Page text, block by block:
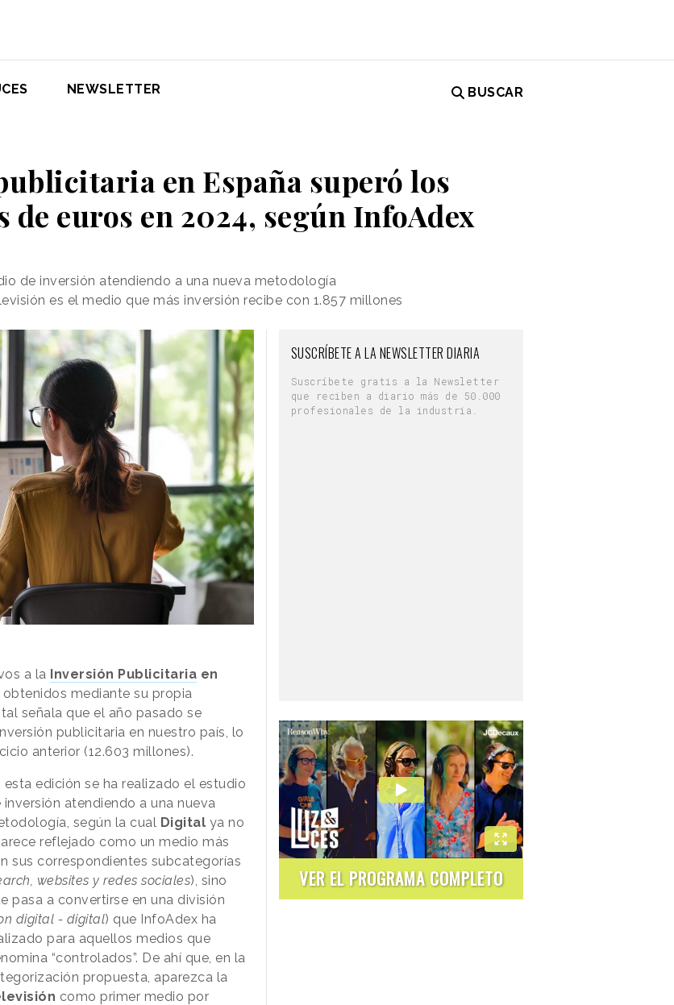
NEWSLETTER BUSCAR
en España superó los
euros en 2024, según InfoAdex
de inversión atendiendo a una nueva metodología
es el medio que más inversión recibe con 1.857 millones
a la Inversión Publicitaria en
mediante su propia
señala que el año pasado se
publicitaria en nuestro país, lo
anterior (12.603 millones).
esta edición se ha realizado el estudio
inversión atendiendo a una nueva
según la cual Digital ya no
reflejado como un medio más
sus correspondientes subcategorías
websites y redes sociales), sino
pasa a convertirse en una división
digital - digital) que InfoAdex ha
para aquellos medios que
“controlados”. De ahí que, en la
propuesta, aparezca la
como primer medio por
SUSCRÍBETE A LA NEWSLETTER DIARIA
Suscríbete gratis a la Newsletter
que reciben a diario más de 50.000
profesionales de la industria.
VER EL PROGRAMA COMPLETO